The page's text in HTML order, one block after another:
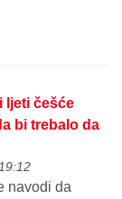
ljeti češće
bi trebalo da
navodi da